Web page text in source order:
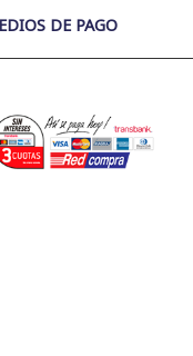
DE PAGO